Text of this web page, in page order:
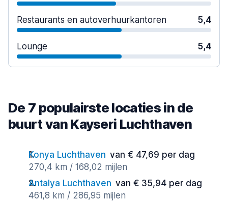
Restaurants en autoverhuurkantoren 5,4
Lounge 5,4
De 7 populairste locaties in de
buurt van Kayseri Luchthaven
Konya Luchthaven van € 47,69 per dag
270,4 km / 168,02 mijlen
Antalya Luchthaven van € 35,94 per dag
461,8 km / 286,95 mijlen